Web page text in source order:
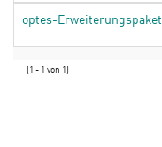
optes-Erweiterungspaket
(1 - 1 von 1)